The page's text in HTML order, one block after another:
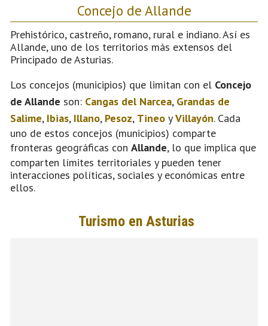
Concejo de Allande
Prehistórico, castreño, romano, rural e indiano. Así es
Allande, uno de los territorios más extensos del
Principado de Asturias.
Los concejos (municipios) que limitan con el Concejo
de Allande son: Cangas del Narcea, Grandas de
Salime, Ibias, Illano, Pesoz, Tineo yVillayón. Cada
uno de estos concejos (municipios) comparte
fronteras geográficas con Allande, lo que implica que
comparten límites territoriales y pueden tener
interacciones políticas, sociales y económicas entre
ellos.